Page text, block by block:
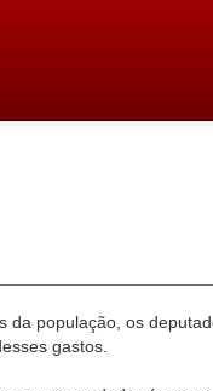
população, os
gastos.